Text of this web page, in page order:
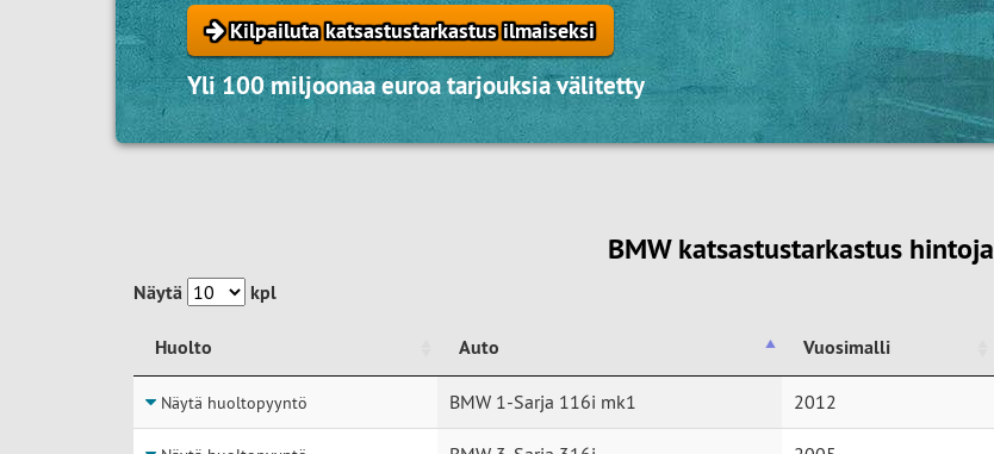
Kilpailuta katsastustarkastus ilmaiseksi
Yli 100 miljoonaa euroa tarjouksia välitetty
BMW katsastustarkastus hintoja
Näytä kpl
Huolto Auto Vuosimalli
Huolto
Auto Vuosimalli
Näytä huoltopyyntö BMW 1-Sarja 116i mk1 2012